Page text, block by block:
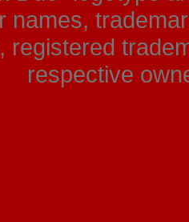
names,
registered
respective